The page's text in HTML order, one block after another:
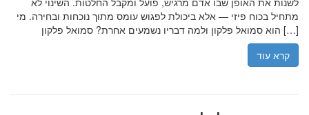
מתחיל בכוח פיזי — אלא ביכולת לפגוש עומס מתוך נוכחות ובחירה. מי
הוא סמואל פלקון ולמה דבריו נשמעים אחרת? סמואל פלקון […]
קרא עוד